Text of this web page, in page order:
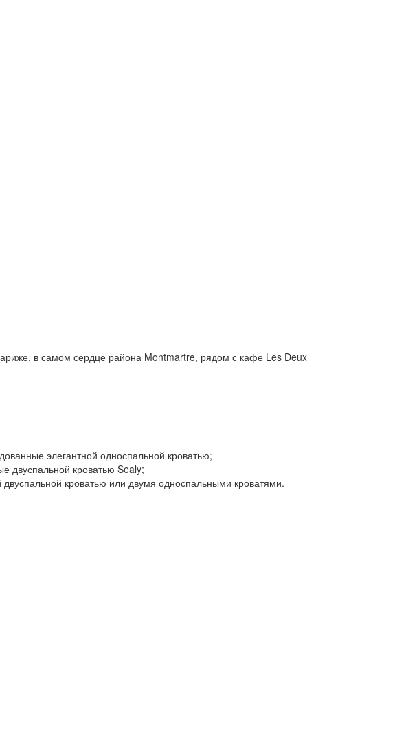
в самом сердце района Montmartre, рядом с кафе Les Deux
элегантной односпальной кроватью;
двуспальной кроватью Sealy;
кроватью или двумя односпальными кроватями.